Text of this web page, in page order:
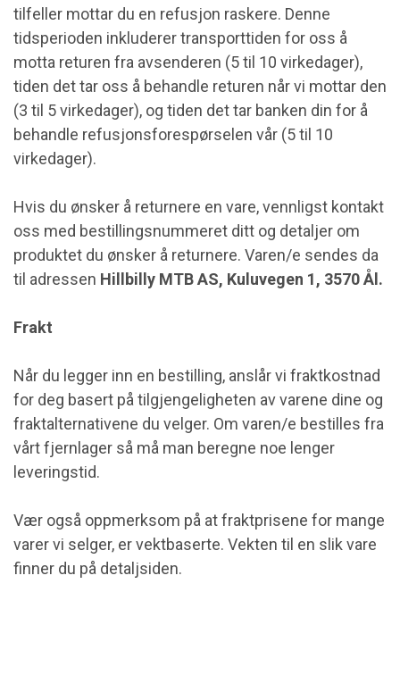
tilfeller mottar du en refusjon raskere. Denne
tidsperioden inkluderer transporttiden for oss å
motta returen fra avsenderen (5 til 10 virkedager),
tiden det tar oss å behandle returen når vi mottar den
(3 til 5 virkedager), og tiden det tar banken din for å
behandle refusjonsforespørselen vår (5 til 10
virkedager).
Hvis du ønsker å returnere en vare, vennligst kontakt
oss med bestillingsnummeret ditt og detaljer om
produktet du ønsker å returnere. Varen/e sendes da
til adressen Hillbilly MTB AS, Kuluvegen 1, 3570 Ål.
Frakt
Når du legger inn en bestilling, anslår vi fraktkostnad
for deg basert på tilgjengeligheten av varene dine og
fraktalternativene du velger. Om varen/e bestilles fra
vårt fjernlager så må man beregne noe lenger
leveringstid.
Vær også oppmerksom på at fraktprisene for mange
varer vi selger, er vektbaserte. Vekten til en slik vare
finner du på detaljsiden.